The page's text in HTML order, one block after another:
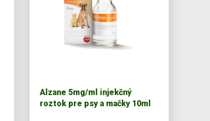
Alzane 5mg/ml injekčný
roztok pre psy a mačky 10ml